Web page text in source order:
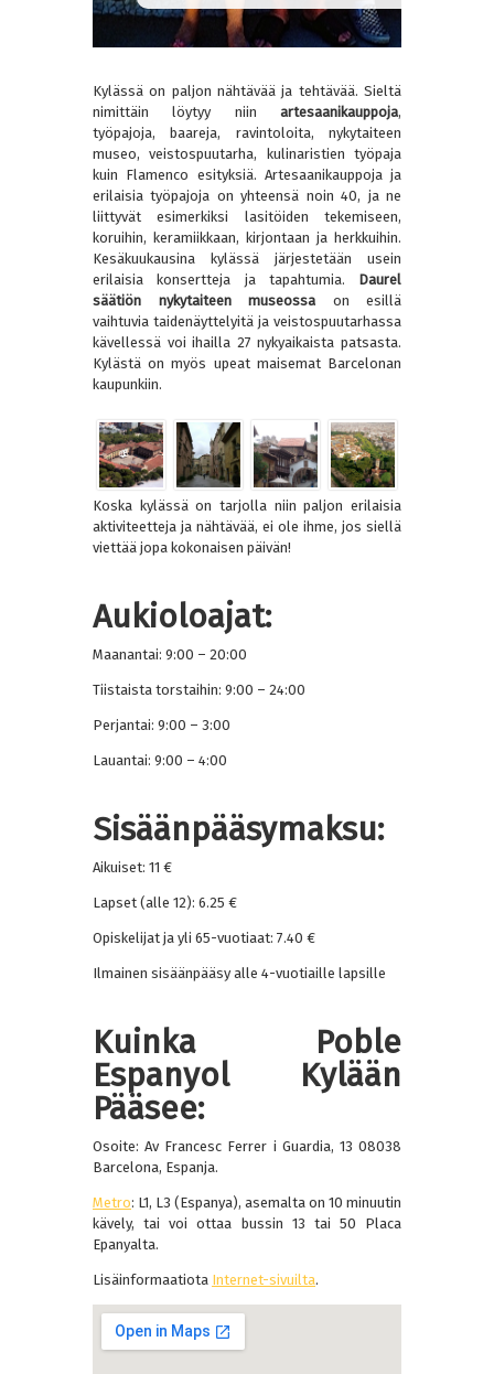
Kylässä on paljon nähtävää ja tehtävää. Sieltä
nimittäin löytyy niin artesaanikauppoja,
työpajoja, baareja, ravintoloita, nykytaiteen
museo, veistospuutarha, kulinaristien työpaja
kuin Flamenco esityksiä. Artesaanikauppoja ja
erilaisia työpajoja on yhteensä noin 40, ja ne
liittyvät esimerkiksi lasitöiden tekemiseen,
koruihin, keramiikkaan, kirjontaan ja herkkuihin.
Kesäkuukausina kylässä järjestetään usein
erilaisia konsertteja ja tapahtumia. Daurel
säätiön nykytaiteen museossa on esillä
vaihtuvia taidenäyttelyitä ja veistospuutarhassa
kävellessä voi ihailla 27 nykyaikaista patsasta.
Kylästä on myös upeat maisemat Barcelonan
kaupunkiin.
Koska kylässä on tarjolla niin paljon erilaisia
aktiviteetteja ja nähtävää, ei ole ihme, jos siellä
viettää jopa kokonaisen päivän!
Aukioloajat:
Maanantai: 9:00 – 20:00
Tiistaista torstaihin: 9:00 – 24:00
Perjantai: 9:00 – 3:00
Lauantai: 9:00 – 4:00
Sisäänpääsymaksu:
Aikuiset: 11 €
Lapset (alle 12): 6.25 €
Opiskelijat ja yli 65-vuotiaat: 7.40 €
Ilmainen sisäänpääsy alle 4-vuotiaille lapsille
Kuinka Poble
Espanyol Kylään
Pääsee:
Osoite: Av Francesc Ferrer i Guardia, 13 08038
Barcelona, Espanja.
Metro: L1, L3 (Espanya), asemalta on 10 minuutin
kävely, tai voi ottaa bussin 13 tai 50 Placa
Epanyalta.
Lisäinformaatiota Internet-sivuilta.